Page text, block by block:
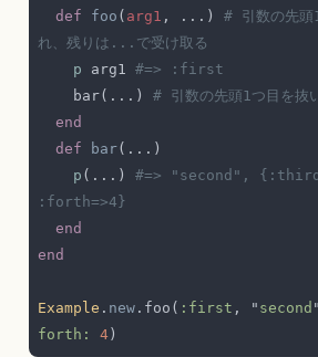
def foo ( arg1 , ...) # 引数の先頭
p arg1
    bar(...)
def
bar
p (...) #=> "second",
Example . new .foo( :first , " second
forth: 4